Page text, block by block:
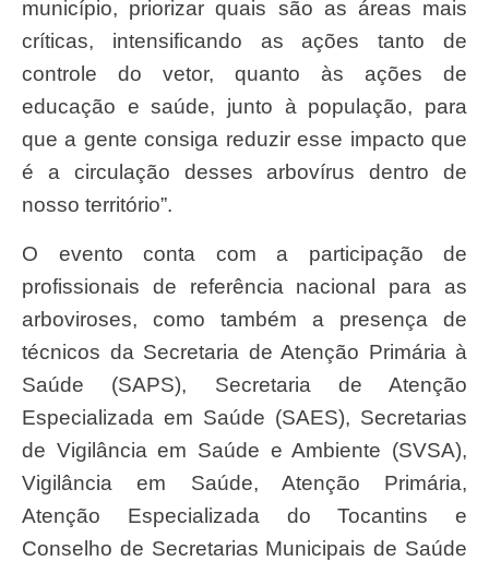
município, priorizar quais são as áreas mais
críticas, intensificando as ações tanto de
controle do vetor, quanto às ações de
educação e saúde, junto à população, para
que a gente consiga reduzir esse impacto que
é a circulação desses arbovírus dentro de
nosso território”.
O evento conta com a participação de
profissionais de referência nacional para as
arboviroses, como também a presença de
técnicos da Secretaria de Atenção Primária à
Saúde (SAPS), Secretaria de Atenção
Especializada em Saúde (SAES), Secretarias
de Vigilância em Saúde e Ambiente (SVSA),
Vigilância em Saúde, Atenção Primária,
Atenção Especializada do Tocantins e
Conselho de Secretarias Municipais de Saúde